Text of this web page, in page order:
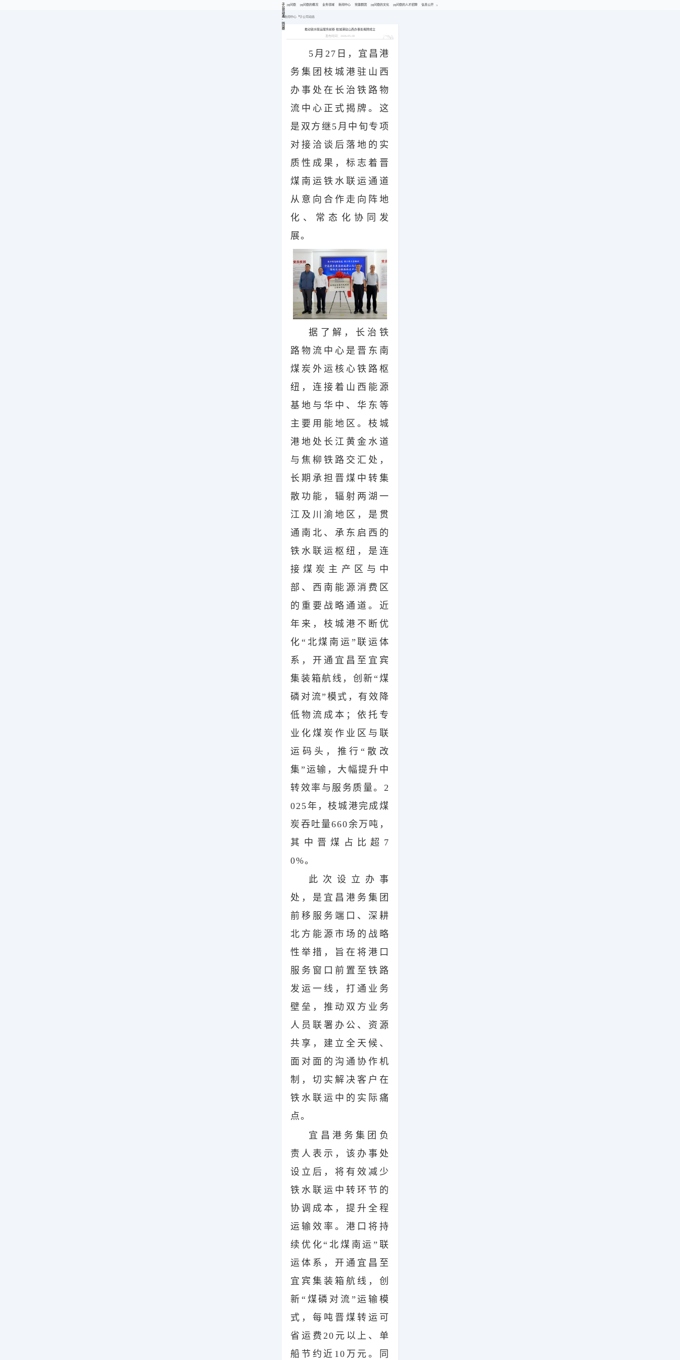
子
公
司
动
态
-
pg
问
鼎
pg问鼎 pg问鼎的概况 业务领域 新闻中心 党建群团 pg问鼎的文化 pg问鼎的人才招聘 信息公开
新闻中心 子公司动态
推动铁水联运服务前移 枝城港驻山西办事处揭牌成立
发布时间：2026-05-28
5月27日，宜昌港
务集团枝城港驻山西
办事处在长治铁路物
流中心正式揭牌。这
是双方继5月中旬专项
对接洽谈后落地的实
质性成果，标志着晋
煤南运铁水联运通道
从意向合作走向阵地
化、常态化协同发
展。
据了解，长治铁
路物流中心是晋东南
煤炭外运核心铁路枢
纽，连接着山西能源
基地与华中、华东等
主要用能地区。 枝城
港地处长江黄金水道
与焦柳铁路交汇处，
长期承担晋煤中转集
散功能，辐射两湖一
江及川渝地区，是贯
通南北、承东启西的
铁水联运枢纽，是连
接煤炭主产区与中
部、西南能源消费区
的重要战略通道。近
年来，枝城港不断优
化“北煤南运”联运体
系，开通宜昌至宜宾
集装箱航线，创新“煤
磷对流”模式，有效降
低物流成本；依托专
业化煤炭作业区与联
运码头，推行“散改
集”运输，大幅提升中
转效率与服务质量。2
025年，枝城港完成煤
炭吞吐量660余万吨，
其中晋煤占比超7
0%。
此次设立办事
处，是宜昌港务集团
前移服务端口、深耕
北方能源市场的战略
性举措，旨在将港口
服务窗口前置至铁路
发运一线，打通业务
壁垒，推动双方业务
人员联署办公、资源
共享，建立全天候、
面对面的沟通协作机
制，切实解决客户在
铁水联运中的实际痛
点。
宜昌港务集团负
责人表示，该办事处
设立后，将有效减少
铁水联运中转环节的
协调成本，提升全程
运输效率。港口将持
续优化“北煤南运”联
运体系，开通宜昌至
宜宾集装箱航线，创
新“煤磷对流”运输模
式，每吨晋煤转运可
省运费20元以上、单
船节约近10万元。同